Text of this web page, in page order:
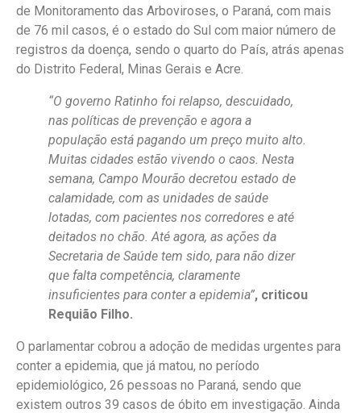
de Monitoramento das Arboviroses, o Paraná, com mais
de 76 mil casos, é o estado do Sul com maior número de
registros da doença, sendo o quarto do País, atrás apenas
do Distrito Federal, Minas Gerais e Acre.
“O governo Ratinho foi relapso, descuidado,
nas políticas de prevenção e agora a
população está pagando um preço muito alto.
Muitas cidades estão vivendo o caos. Nesta
semana, Campo Mourão decretou estado de
calamidade, com as unidades de saúde
lotadas, com pacientes nos corredores e até
deitados no chão. Até agora, as ações da
Secretaria de Saúde tem sido, para não dizer
que falta competência, claramente
insuficientes para conter a epidemia”, criticou
Requião Filho.
O parlamentar cobrou a adoção de medidas urgentes para
conter a epidemia, que já matou, no período
epidemiológico, 26 pessoas no Paraná, sendo que
existem outros 39 casos de óbito em investigação. Ainda